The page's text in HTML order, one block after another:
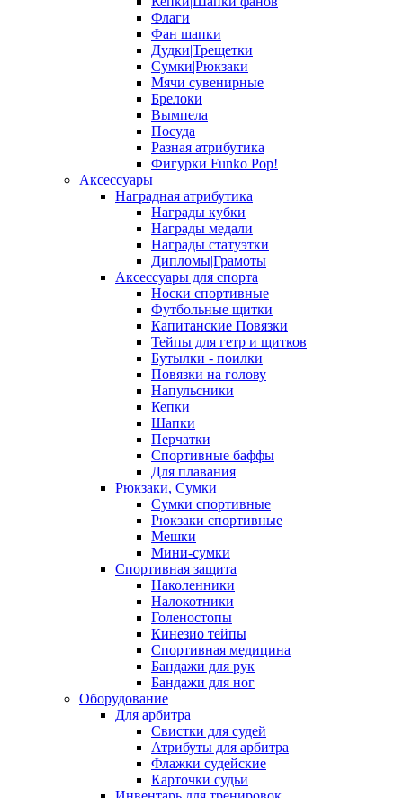
Флаги
Фан шапки
Дудки|Трещетки
Сумки|Рюкзаки
Мячи сувенирные
Брелоки
Вымпела
Посуда
Разная атрибутика
Фигурки Funko Pop!
Аксессуары
Наградная атрибутика
Награды кубки
Награды медали
Награды статуэтки
Дипломы|Грамоты
Аксессуары для спорта
Носки спортивные
Футбольные щитки
Капитанские Повязки
Тейпы для гетр и щитков
Бутылки - поилки
Повязки на голову
Напульсники
Кепки
Шапки
Перчатки
Спортивные баффы
Для плавания
Рюкзаки, Сумки
Сумки спортивные
Рюкзаки спортивные
Мешки
Мини-сумки
Спортивная защита
Наколенники
Налокотники
Голеностопы
Кинезио тейпы
Спортивная медицина
Бандажи для рук
Бандажи для ног
Оборудование
Для арбитра
Свистки для судей
Атрибуты для арбитра
Флажки судейские
Карточки судьи